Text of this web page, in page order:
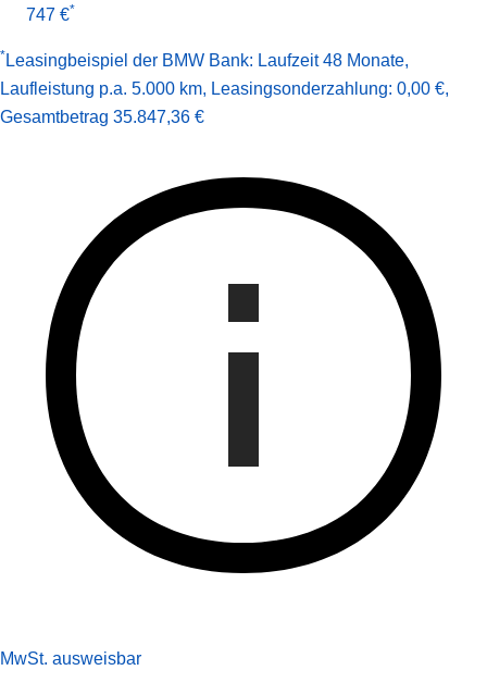
747 €*
*Leasingbeispiel der BMW Bank: Laufzeit 48 Monate,
Laufleistung p.a. 5.000 km, Leasingsonderzahlung: 0,00 €,
Gesamt­betrag 35.847,36 €
MwSt. ausweisbar